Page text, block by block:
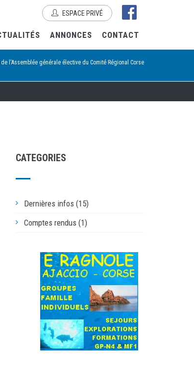
ESPACE PRIVÉ
ANNONCES CONTACT
l'Assemblée générale élective du Comité Régional Corse
CATEGORIES
Dernières infos (15)
Comptes rendus (1)